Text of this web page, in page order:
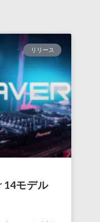
リリース
14モデル